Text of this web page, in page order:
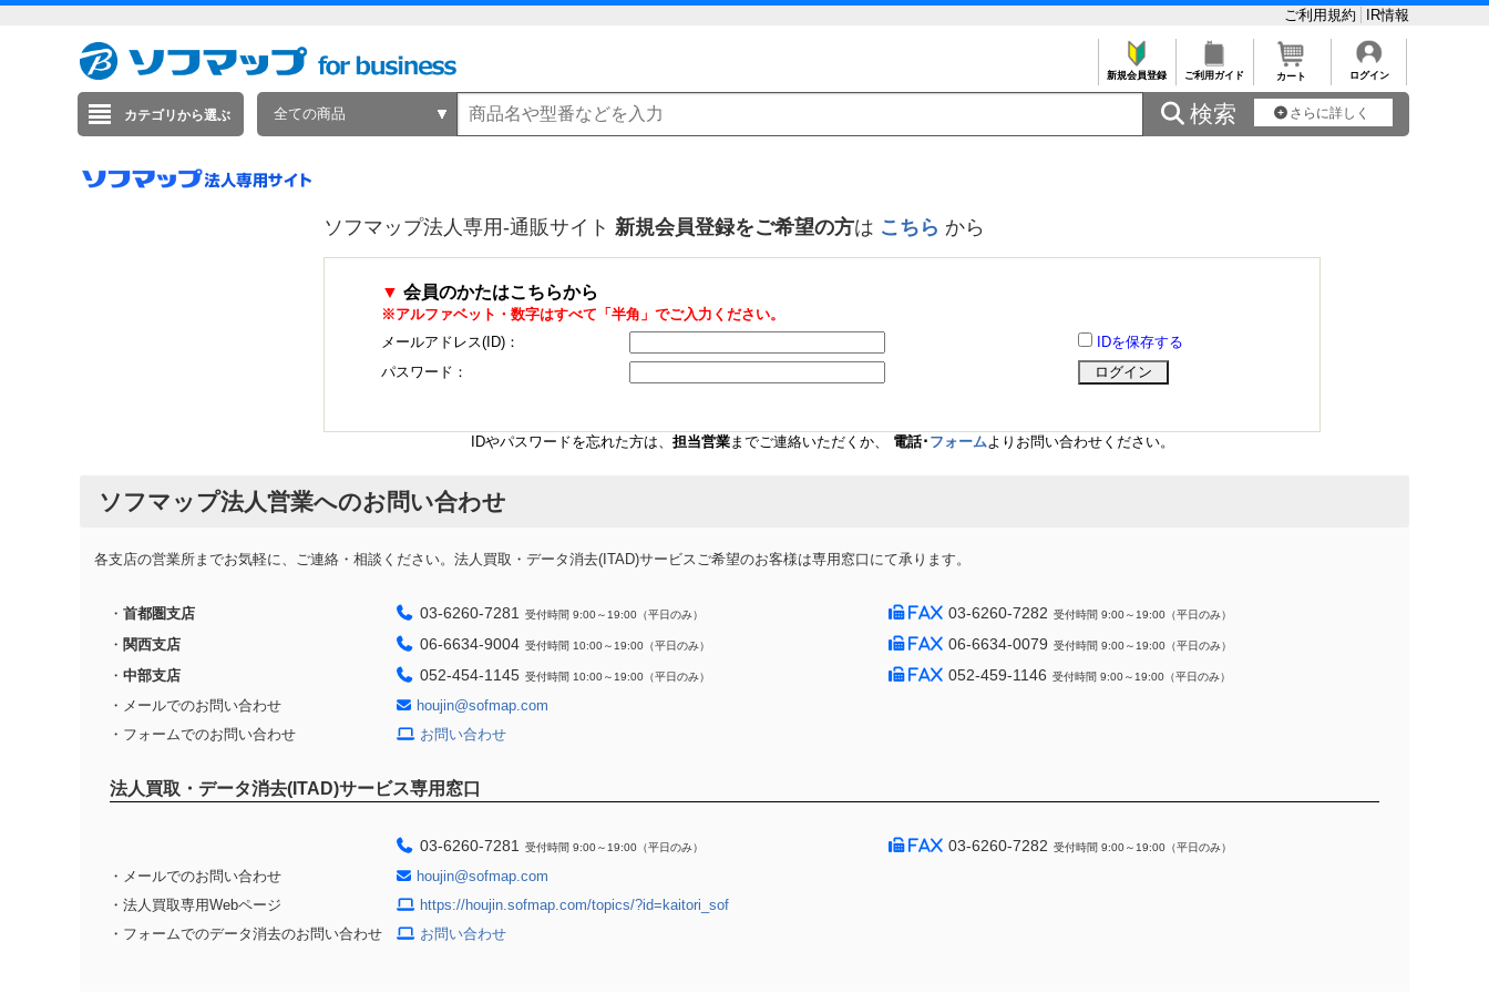
ご利用規約 IR情報
新規会員登録 ご利用ガイド カート ログイン
カテゴリから選ぶ 全ての商品  検索 さらに詳しく
ソフマップ法人専用-通販サイト 新規会員登録をご希望の方は こちら から
▼ 会員のかたはこちらから
※アルファベット・数字はすべて「半角」でご入力ください。
メールアドレス(ID)：
IDを保存する
パスワード：
IDやパスワードを忘れた方は、 担当営業までご連絡いただくか、 電話･ フォームよりお問い合わせください。
ソフマップ法人営業へのお問い合わせ
各支店の営業所までお気軽に、ご連絡・相談ください。法人買取・データ消去(ITAD)サービスご希望のお客様は専用窓口にて承ります。
・ 首都圏支店 03-6260-7281 受付時間 9:00～19:00（平日のみ） 03-6260-7282 受付時間 9:00～19:00（平日のみ）
・ 関西支店 06-6634-9004 受付時間 10:00～19:00（平日のみ） 06-6634-0079 受付時間 9:00～19:00（平日のみ）
・ 中部支店 052-454-1145 受付時間 10:00～19:00（平日のみ） 052-459-1146 受付時間 9:00～19:00（平日のみ）
・メールでのお問い合わせ
houjin@sofmap.com
・フォームでのお問い合わせ
お問い合わせ
法人買取・データ消去(ITAD)サービス専用窓口
03-6260-7281 受付時間 9:00～19:00（平日のみ） 03-6260-7282 受付時間 9:00～19:00（平日のみ）
・メールでのお問い合わせ
houjin@sofmap.com
・法人買取専用Webページ
https://houjin.sofmap.com/topics/?id=kaitori_sof
・フォームでのデータ消去のお問い合わせ
お問い合わせ